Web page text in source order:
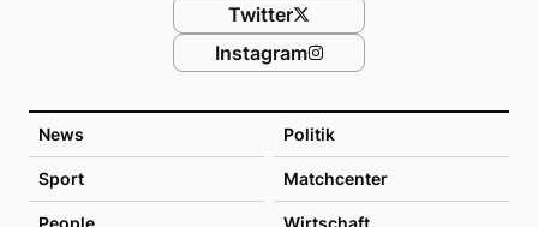
News Politik
Sport Matchcenter
People Wirtschaft
Twitter
Instagram